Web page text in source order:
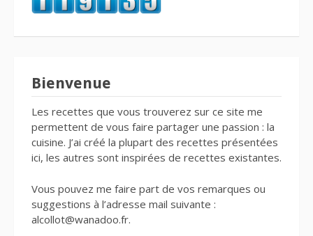
Bienvenue
Les recettes que vous trouverez sur ce site me
permettent de vous faire partager une passion : la
cuisine. J’ai créé la plupart des recettes présentées
ici, les autres sont inspirées de recettes existantes.
Vous pouvez me faire part de vos remarques ou
suggestions à l’adresse mail suivante :
alcollot@wanadoo.fr.